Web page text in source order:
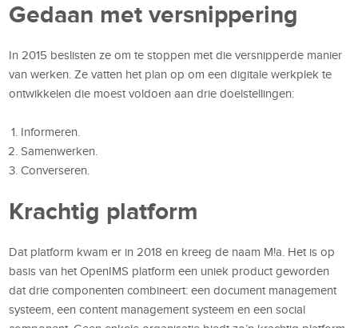
Gedaan met versnippering
In 2015 beslisten ze om te stoppen met die versnipperde manier
van werken. Ze vatten het plan op om een digitale werkplek te
ontwikkelen die moest voldoen aan drie doelstellingen:
Informeren.
Samenwerken.
Converseren.
Krachtig platform
Dat platform kwam er in 2018 en kreeg de naam M!a. Het is op
basis van het OpenIMS platform een uniek product geworden
dat drie componenten combineert: een document management
systeem, een content management systeem en een social